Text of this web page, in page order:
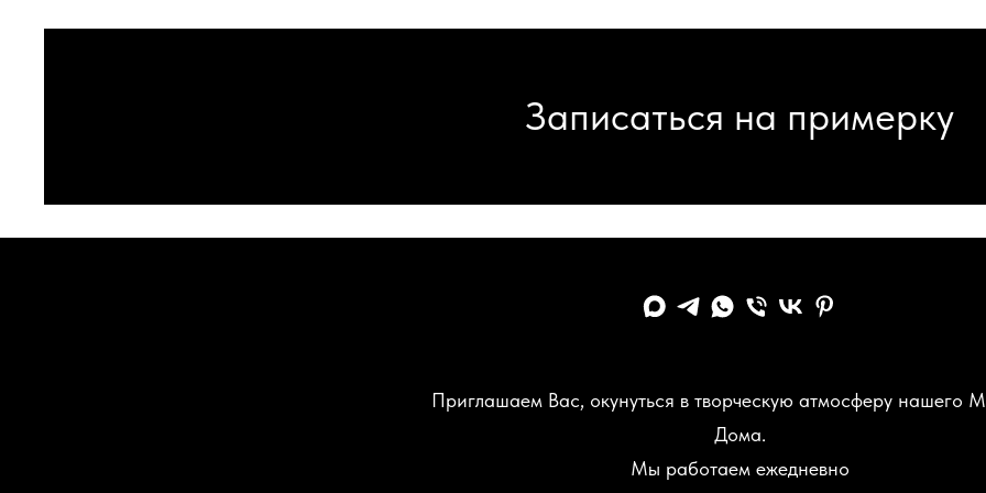
Записаться на примерку
Приглашаем Вас, окунуться в творческую атмосферу нашего
Дома.
Мы работаем ежедневно